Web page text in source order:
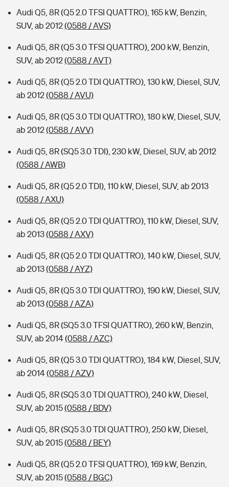
Audi Q5, 8R (Q5 2.0 TFSI QUATTRO), 165 kW, Benzin,
SUV, ab 2012(0588 / AVS)
Audi Q5, 8R (Q5 3.0 TFSI QUATTRO), 200 kW, Benzin,
SUV, ab 2012(0588 / AVT)
Audi Q5, 8R (Q5 2.0 TDI QUATTRO), 130 kW, Diesel, SUV,
ab 2012(0588 / AVU)
Audi Q5, 8R (Q5 3.0 TDI QUATTRO), 180 kW, Diesel, SUV,
ab 2012(0588 / AVV)
Audi Q5, 8R (SQ5 3.0 TDI), 230 kW, Diesel, SUV, ab 2012
(0588 / AWB)
Audi Q5, 8R (Q5 2.0 TDI), 110 kW, Diesel, SUV, ab 2013
(0588 / AXU)
Audi Q5, 8R (Q5 2.0 TDI QUATTRO), 110 kW, Diesel, SUV,
ab 2013(0588 / AXV)
Audi Q5, 8R (Q5 2.0 TDI QUATTRO), 140 kW, Diesel, SUV,
ab 2013(0588 / AYZ)
Audi Q5, 8R (Q5 3.0 TDI QUATTRO), 190 kW, Diesel, SUV,
ab 2013(0588 / AZA)
Audi Q5, 8R (SQ5 3.0 TFSI QUATTRO), 260 kW, Benzin,
SUV, ab 2014(0588 / AZC)
Audi Q5, 8R (Q5 3.0 TDI QUATTRO), 184 kW, Diesel, SUV,
ab 2014(0588 / AZV)
Audi Q5, 8R (SQ5 3.0 TDI QUATTRO), 240 kW, Diesel,
SUV, ab 2015(0588 / BDV)
Audi Q5, 8R (SQ5 3.0 TDI QUATTRO), 250 kW, Diesel,
SUV, ab 2015(0588 / BEY)
Audi Q5, 8R (Q5 2.0 TFSI QUATTRO), 169 kW, Benzin,
SUV, ab 2015(0588 / BGC)